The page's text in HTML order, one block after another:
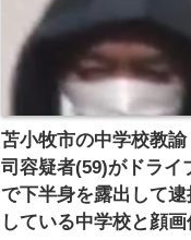
苫小牧市の中学校教
司容疑者(59)がドライ
で下半身を露出して
している中学校と顔